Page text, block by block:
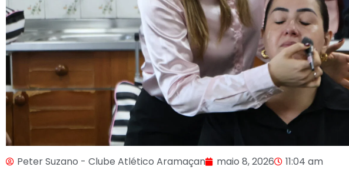
Peter Suzano - Clube Atlético Aramaçan maio 8, 2026 11:04 am